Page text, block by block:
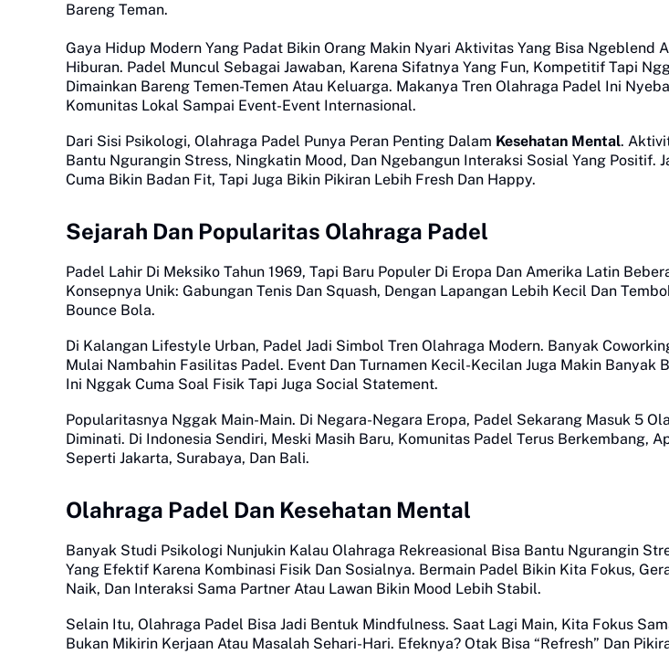
Bareng Teman.
Gaya Hidup Modern Yang Padat Bikin Orang Makin Nyari Aktivitas Yang Bisa Ngeblend
Hiburan. Padel Muncul Sebagai Jawaban, Karena Sifatnya Yang Fun, Kompetitif Tapi
Dimainkan Bareng Temen-Temen Atau Keluarga. Makanya Tren Olahraga Padel Ini
Komunitas Lokal Sampai Event-Event Internasional.
Dari Sisi Psikologi, Olahraga Padel Punya Peran Penting Dalam Kesehatan Mental.
Bantu Ngurangin Stress, Ningkatin Mood, Dan Ngebangun Interaksi Sosial Yang Positif.
Cuma Bikin Badan Fit, Tapi Juga Bikin Pikiran Lebih Fresh Dan Happy.
Sejarah Dan Popularitas Olahraga Padel
Padel Lahir Di Meksiko Tahun 1969, Tapi Baru Populer Di Eropa Dan Amerika Latin
Konsepnya Unik: Gabungan Tenis Dan Squash, Dengan Lapangan Lebih Kecil Dan
Bounce Bola.
Di Kalangan Lifestyle Urban, Padel Jadi Simbol Tren Olahraga Modern. Banyak
Mulai Nambahin Fasilitas Padel. Event Dan Turnamen Kecil-Kecilan Juga Makin Banyak
Ini Nggak Cuma Soal Fisik Tapi Juga Social Statement.
Popularitasnya Nggak Main-Main. Di Negara-Negara Eropa, Padel Sekarang Masuk 5
Diminati. Di Indonesia Sendiri, Meski Masih Baru, Komunitas Padel Terus Berkembang,
Seperti Jakarta, Surabaya, Dan Bali.
Olahraga Padel Dan Kesehatan Mental
Banyak Studi Psikologi Nunjukin Kalau Olahraga Rekreasional Bisa Bantu Ngurangin
Yang Efektif Karena Kombinasi Fisik Dan Sosialnya. Bermain Padel Bikin Kita Fokus,
Naik, Dan Interaksi Sama Partner Atau Lawan Bikin Mood Lebih Stabil.
Selain Itu, Olahraga Padel Bisa Jadi Bentuk Mindfulness. Saat Lagi Main, Kita Fokus
Bukan Mikirin Kerjaan Atau Masalah Sehari-Hari. Efeknya? Otak Bisa “Refresh” Dan